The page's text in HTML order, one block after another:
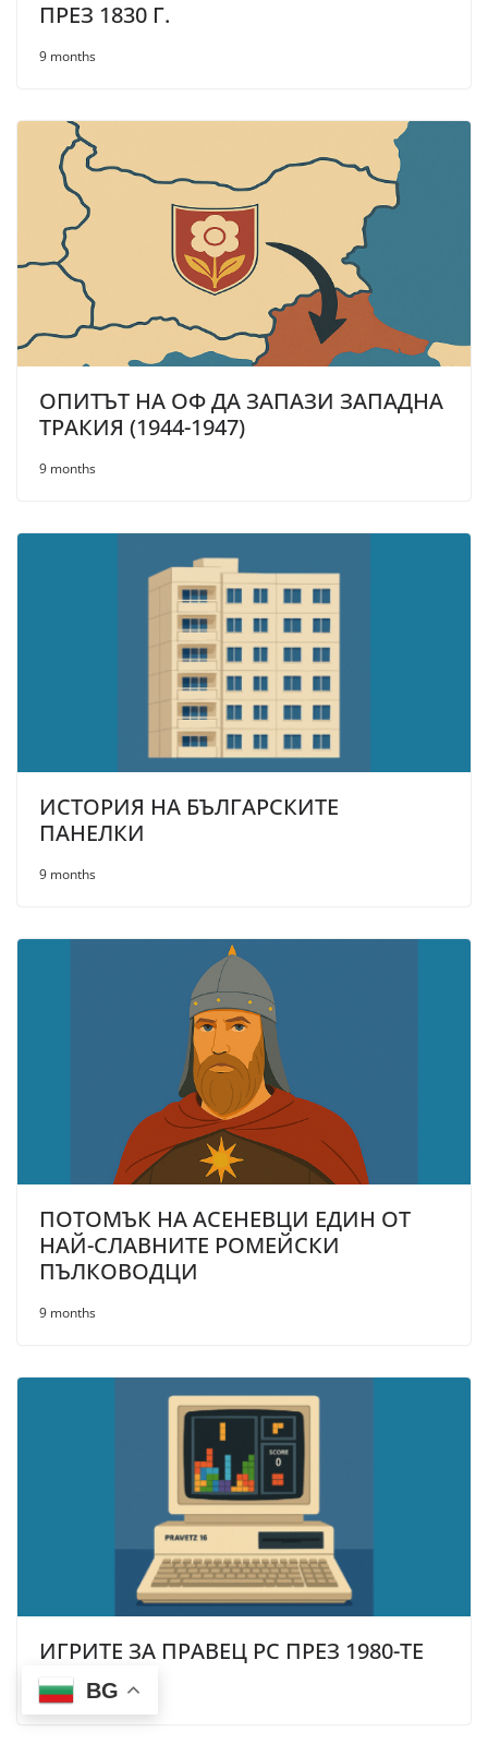
ПРЕЗ 1830 Г.
9 months
ОПИТЪТ НА ОФ ДА ЗАПАЗИ ЗАПАДНА
ТРАКИЯ (1944-1947)
9 months
ИСТОРИЯ НА БЪЛГАРСКИТЕ
ПАНЕЛКИ
9 months
ПОТОМЪК НА АСЕНЕВЦИ ЕДИН ОТ
НАЙ-СЛАВНИТЕ РОМЕЙСКИ
ПЪЛКОВОДЦИ
9 months
ИГРИТЕ ЗА ПРАВЕЦ PC ПРЕЗ 1980-TE
9 monthsBG